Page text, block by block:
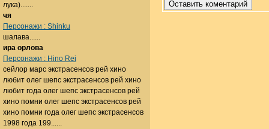
лука).......
чя
Персонажи : Shinku
шалава......
ира орлова
Персонажи : Hino Rei
сейлор марс экстрасенсов рей хино
любит олег шепс экстрасенсов рей хино
любит года олег шепс экстрасенсов рей
хино помни олег шепс экстрасенсов рей
хино помни года олег шепс экстрасенсов
1998 года 199......